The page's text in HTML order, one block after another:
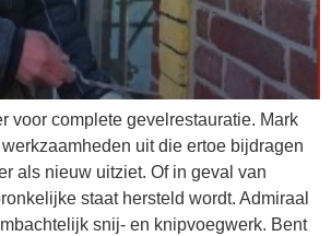
voor complete gevelrestauratie. Mark
uit die ertoe bijdragen
als nieuw uitziet. Of in geval van
staat hersteld wordt. Admiraal
snij- en knipvoegwerk. Bent